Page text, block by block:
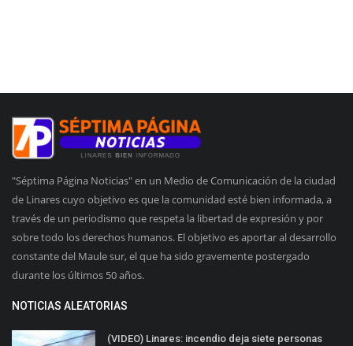
"Séptima Página Noticias" en un Medio de Comunicación de la ciudad
de Linares cuyo objetivo es que la comunidad esté bien informada, a
través de un periodismo que respeta la libertad de expresión y por
sobre todo los derechos humanos. El objetivo es aportar al desarrollo
constante del Maule sur, el que ha sido gravemente postergado
durante los últimos 50 años.
NOTICIAS ALEATORIAS
(VIDEO) Linares: incendio deja siete personas